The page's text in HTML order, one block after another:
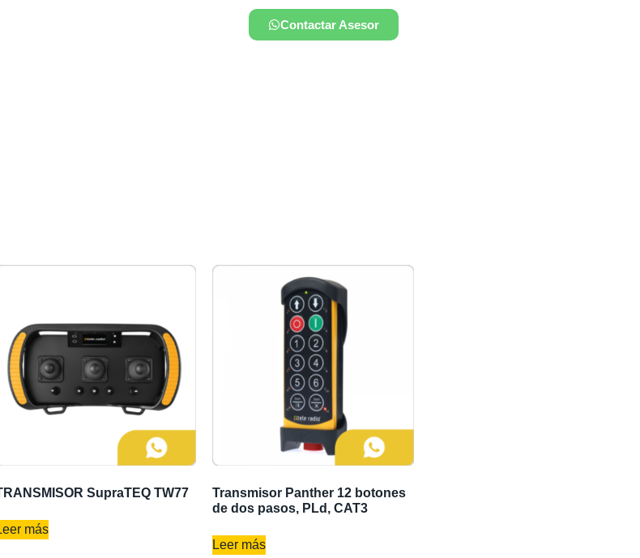
Contactar Asesor
SupraTEQ TW77
más
Transmisor Panther 12 botones
de dos pasos, PLd, CAT3
Leer más